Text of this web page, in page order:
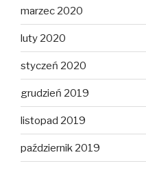
marzec 2020
luty 2020
styczeń 2020
grudzień 2019
listopad 2019
październik 2019